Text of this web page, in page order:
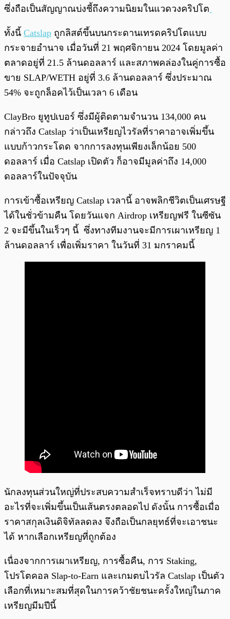
ซึ่งถือเป็นสัญญาณบ่งชี้ถึงความนิยมในแวดวงคริปโต
ทั้งนี้ Catslap ถูกลิสต์ขึ้นบนกระดานเทรดคริปโตแบบ
กระจายอำนาจ เมื่อวันที่ 21 พฤศจิกายน 2024 โดยมูลค่า
ตลาดอยู่ที่ 21.5 ล้านดอลลาร์ และสภาพคล่องในคู่การซื้อ
ขาย SLAP/WETH อยู่ที่ 3.6 ล้านดอลลาร์ ซึ่งประมาณ
54% จะถูกล็อคไว้เป็นเวลา 6 เดือน
ClayBro ยูทูปเบอร์ ซึ่งมีผู้ติดตามจำนวน 134,000 คน
กล่าวถึง Catslap ว่าเป็นเหรียญไวรัลที่ราคาอาจเพิ่มขึ้น
แบบก้าวกระโดด จากการลงทุนเพียงเล็กน้อย 500
ดอลลาร์ เมื่อ Catslap เปิดตัว ก็อาจมีมูลค่าถึง 14,000
ดอลลาร์ในปัจจุบัน
การเข้าซื้อเหรียญ Catslap เวลานี้ อาจพลิกชีวิตเป็นเศรษฐี
ได้ในชั่วข้ามคืน โดยวันแจก Airdrop เหรียญฟรี ในซีซัน
2 จะมีขึ้นในเร็วๆ นี้ ซึ่งทางทีมงานจะมีการเผาเหรียญ 1
ล้านดอลลาร์ เพื่อเพิ่มราคา ในวันที่ 31 มกราคมนี้
นักลงทุนส่วนใหญ่ที่ประสบความสำเร็จทราบดีว่า ไม่มี
อะไรที่จะเพิ่มขึ้นเป็นเส้นตรงตลอดไป ดังนั้น การซื้อเมื่อ
ราคาสกุลเงินดิจิทัลลดลง จึงถือเป็นกลยุทธ์ที่จะเอาชนะ
ได้ หากเลือกเหรียญที่ถูกต้อง
เนื่องจากการเผาเหรียญ, การซื้อคืน, การ Staking,
โปรโตคอล Slap-to-Earn และเกมตบไวรัล Catslap เป็นตัว
เลือกที่เหมาะสมที่สุดในการคว้าชัยชนะครั้งใหญ่ในภาค
เหรียญมีมปีนี้